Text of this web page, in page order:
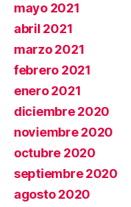
mayo 2021
abril 2021
marzo 2021
febrero 2021
enero 2021
diciembre 2020
noviembre 2020
octubre 2020
septiembre 2020
agosto 2020